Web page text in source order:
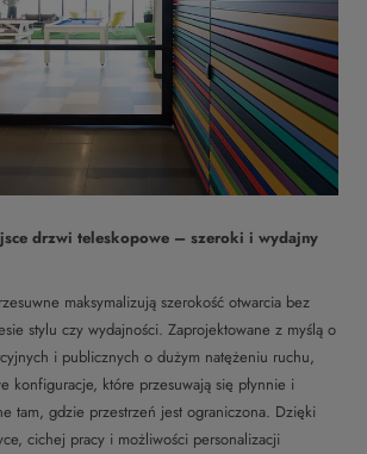
drzwi teleskopowe – szeroki i wydajny
maksymalizują szerokość otwarcia bez
stylu czy wydajności. Zaprojektowane z myślą o
i publicznych o dużym natężeniu ruchu,
konfiguracje, które przesuwają się płynnie i
tam, gdzie przestrzeń jest ograniczona. Dzięki
cichej pracy i możliwości personalizacji